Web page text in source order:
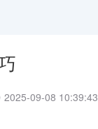
2025-09-08 10:39:43